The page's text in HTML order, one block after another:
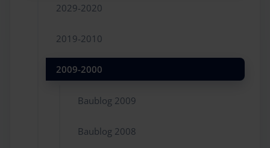
2029-2020
2019-2010
2009-2000
Baublog 2009
Baublog 2008